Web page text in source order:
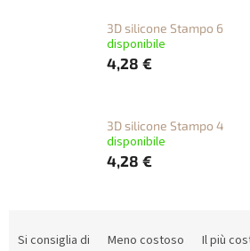
3D silicone Stampo 6
disponibile
4,28 €
3D silicone Stampo 4
disponibile
4,28 €
Si consiglia di Meno costoso Il più